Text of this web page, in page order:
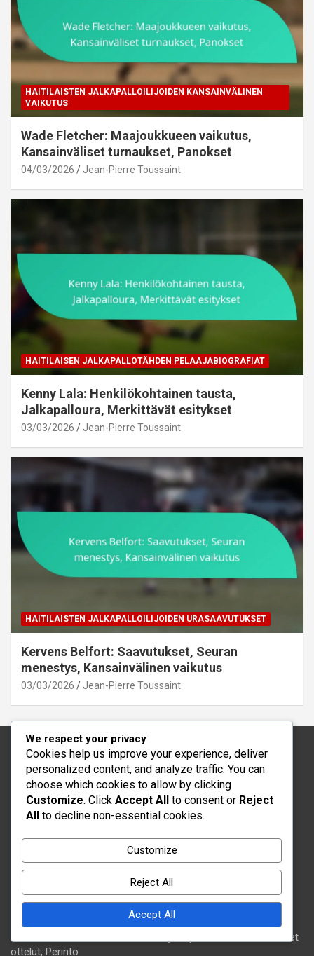
HAITILAISTEN JALKAPALLOILIJOIDEN KANSAINVÄLINEN
VAIKUTUS
Wade Fletcher: Maajoukkueen vaikutus,
Kansainväliset turnaukset, Panokset
04/03/2026 Jean-Pierre Toussaint
HAITILAISEN JALKAPALLOTÄHDEN PELAAJABIOGRAFIAT
Kenny Lala: Henkilökohtainen tausta,
Jalkapalloura, Merkittävät esitykset
03/03/2026 Jean-Pierre Toussaint
HAITILAISTEN JALKAPALLOILIJOIDEN URASAAVUTUKSET
Kervens Belfort: Saavutukset, Seuran
menestys, Kansainvälinen vaikutus
03/03/2026 Jean-Pierre Toussaint
Oikeudellinen
Ota yhteys
Evästeasetukset
Tietosuojakäytäntö
Uusimmat julkaisut
Jeff Louis: Panokset haitilaisessa jalkapallossa, Kansainväliset
ottelut, Perintö
We respect your privacy
Cookies help us improve your experience, deliver
personalized content, and analyze traffic. You can
choose which cookies to allow by clicking
Customize. Click Accept All to consent or Reject
All to decline non-essential cookies.
Customize
Reject All
Accept All